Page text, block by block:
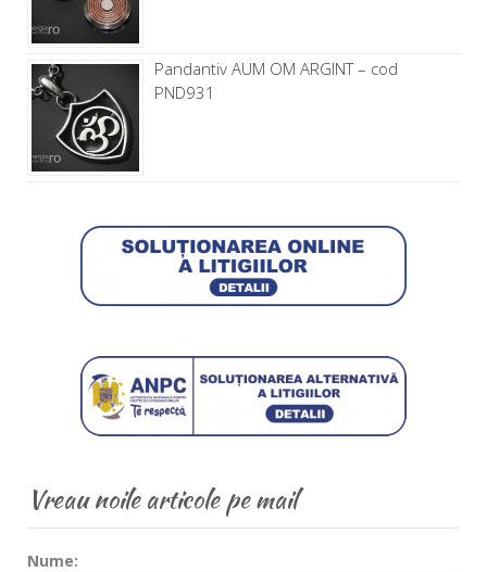
Pandantiv AUM OM ARGINT – cod
PND931
Vreau noile articole pe mail
Nume: